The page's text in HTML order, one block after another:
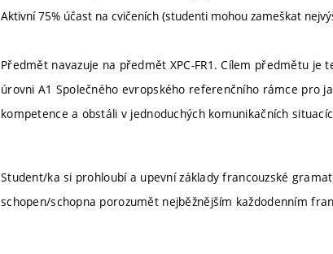
Aktivní 75% účast na cvičeních (studenti mohou zameškat
Předmět navazuje na předmět XPC-FR1. Cílem předmětu
úrovni A1 Společného evropského referenčního rámce pro
kompetence a obstáli v jednoduchých komunikačních
Student/ka si prohloubí a upevní základy francouzské
schopen/schopna porozumět nejběžnějším každodenním